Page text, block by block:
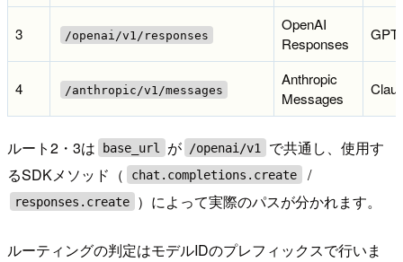
3 /openai/v1/responses
OpenAI
Responses
4 /anthropic/v1/messages
Anthropic
Messages
ルート2・3は base_url が /openai/v1
で共通し、使用す
るSDKメソッド（
chat.completions.create /
responses.create ）によって実際のパスが分かれます。
ルーティングの判定はモデルIDのプレフィックスで行いま